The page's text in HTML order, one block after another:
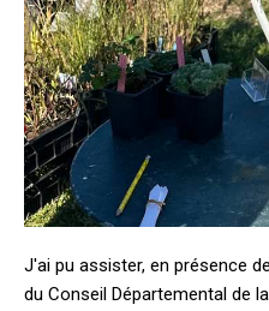
J'ai pu assister, en présence
du Conseil Départemental de